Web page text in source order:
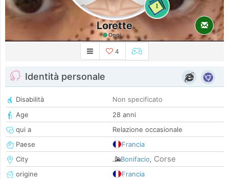
1
Lorette
Oggi
4
Identità personale
Disabilità
Non specificato
Age
28 anni
qui a
Relazione occasionale
Paese
Francia
City
Bonifacio, Corse
origine
Francia